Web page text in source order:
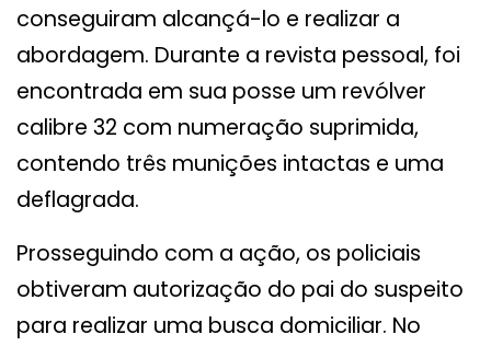
conseguiram alcançá-lo e realizar a
abordagem. Durante a revista pessoal, foi
encontrada em sua posse um revólver
calibre 32 com numeração suprimida,
contendo três munições intactas e uma
deflagrada.
Prosseguindo com a ação, os policiais
obtiveram autorização do pai do suspeito
para realizar uma busca domiciliar. No